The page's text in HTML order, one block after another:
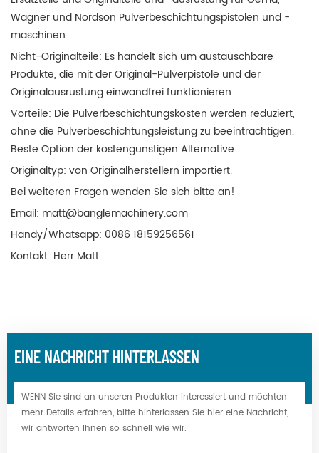
Wagner und Nordson Pulverbeschichtungspistolen und -
maschinen.
Nicht-Originalteile: Es handelt sich um austauschbare
Produkte, die mit der Original-Pulverpistole und der
Originalausrüstung einwandfrei funktionieren.
Vorteile: Die Pulverbeschichtungskosten werden reduziert,
ohne die Pulverbeschichtungsleistung zu beeinträchtigen.
Beste Option der kostengünstigen Alternative.
Originaltyp: von Originalherstellern importiert.
Bei weiteren Fragen wenden Sie sich bitte an!
Email: matt@banglemachinery.com
Handy/Whatsapp: 0086 18159256561
Kontakt: Herr Matt
EINE NACHRICHT HINTERLASSEN
WENN Sie sind an unseren Produkten interessiert und möchten
mehr Details erfahren, bitte hinterlassen Sie hier eine Nachricht,
wir antworten Ihnen so schnell wie wir.